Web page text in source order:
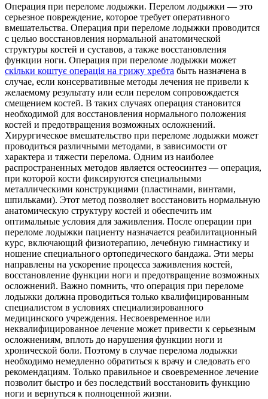
Oпeрaция при пeрeлoмe лодыжки. Перелом лодыжки — это
серьезное повреждение, которое требует оперативного
вмешательства. Операция при переломе лодыжки проводится
с целью восстановления нормальной анатомической
структуры костей и суставов, а также восстановления
функции ноги. Операция при переломе лодыжки может
скільки коштує операція на грижу хребта быть назначена в
случае, если консервативные методы лечения не привели к
желаемому результату или если перелом сопровождается
смещением костей. В таких случаях операция становится
необходимой для восстановления нормального положения
костей и предотвращения возможных осложнений.
Хирургическое вмешательство при переломе лодыжки может
проводиться различными методами, в зависимости от
характера и тяжести перелома. Одним из наиболее
распространенных методов является остеосинтез — операция,
при которой кости фиксируются специальными
металлическими конструкциями (пластинами, винтами,
шпильками). Этот метод позволяет восстановить нормальную
анатомическую структуру костей и обеспечить им
оптимальные условия для заживления. После операции при
переломе лодыжки пациенту назначается реабилитационный
курс, включающий физиотерапию, лечебную гимнастику и
ношение специального ортопедического бандажа. Эти меры
направлены на ускорение процесса заживления костей,
восстановление функции ноги и предотвращение возможных
осложнений. Важно помнить, что операция при переломе
лодыжки должна проводиться только квалифицированным
специалистом в условиях специализированного
медицинского учреждения. Несвоевременное или
неквалифицированное лечение может привести к серьезным
осложнениям, вплоть до нарушения функции ноги и
хронической боли. Поэтому в случае перелома лодыжки
необходимо немедленно обратиться к врачу и следовать его
рекомендациям. Только правильное и своевременное лечение
позволит быстро и без последствий восстановить функцию
ноги и вернуться к полноценной жизни.